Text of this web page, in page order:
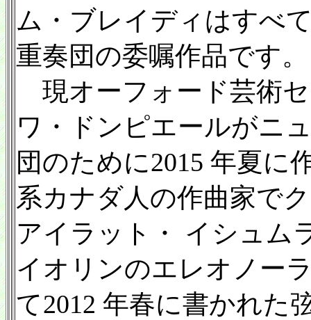
ム・ブレイディはすべ
重奏団の委嘱作品です。
現オーフォード芸術
ワ・ドンピエールがニ
団のために2015 年夏に
系カナダ人の作曲家で
アイラット・ イシュム
イオリンのエレオノー
て2012 年春に書かれた